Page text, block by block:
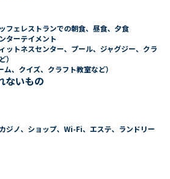
フェレストランでの朝食、昼食、夕食
ターテイメント
ットネスセンター、プール、ジャグジー、クラ
）
、クイズ、クラフト教室など）
ないもの
ジノ、ショップ、Wi-Fi、エステ、ランドリー